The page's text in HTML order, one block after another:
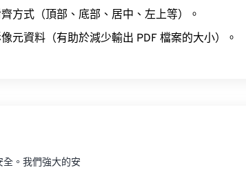
方式（頂部、底部、居中、左上等）。
元資料（有助於減少輸出 PDF 檔案的大小）。
。我們強大的安